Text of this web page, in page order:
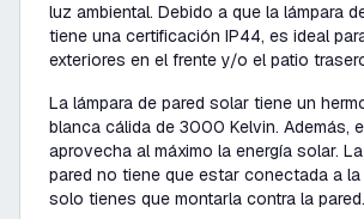
luz ambiental. Debido a que la lámpara
tiene una certificación IP44, es ideal
exteriores en el frente y/o el patio
La lámpara de pared solar tiene un
blanca cálida de 3000 Kelvin. Además,
aprovecha al máximo la energía solar.
pared no tiene que estar conectada a la
solo tienes que montarla contra la pared.